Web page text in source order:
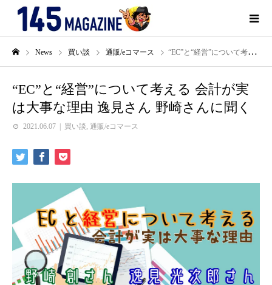
News 買い談 通販/eコマース “EC”と“経営”について考える 会計が実は大事な理由 逸見さん 野崎さんに聞く
“EC”と“経営”について考える 会計が実
は大事な理由 逸見さん 野崎さんに聞く
2021.06.07 買い談 通販/eコマース